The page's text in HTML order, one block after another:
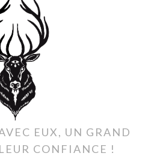
EUX, UN GRAND
CONFIANCE !